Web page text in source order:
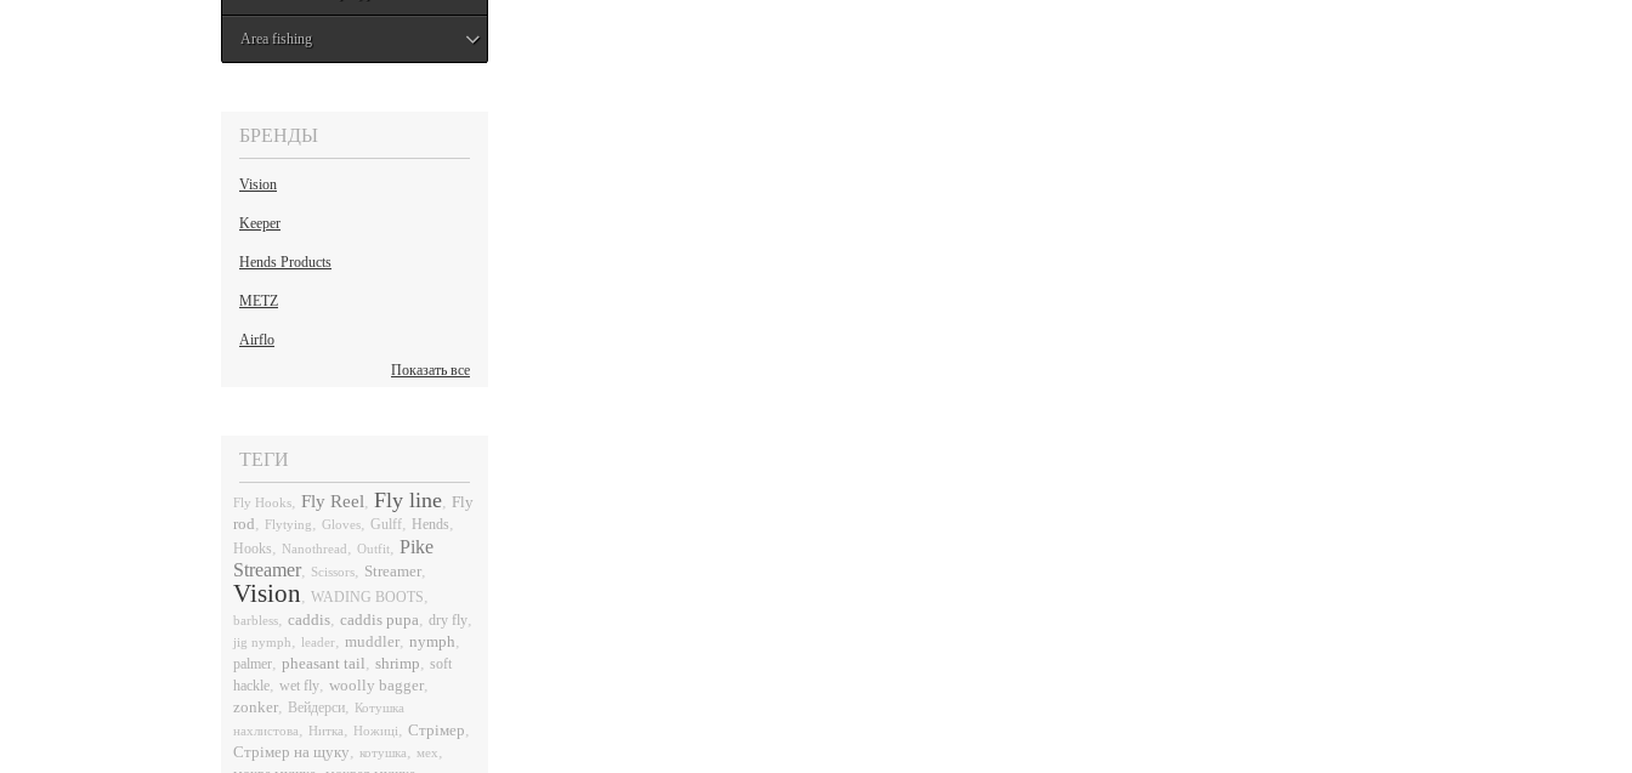
Area fishing
БРЕНДЫ
Vision
Keeper
Hends Products
METZ
Airflo
Показать все
ТЕГИ
Fly Hooks, Fly Reel, Fly line, Fly
rod, Flytying, Gloves, Gulff, Hends,
Hooks, Nanothread, Outfit, Pike
Streamer, Scissors, Streamer,
Vision, WADING BOOTS,
barbless, caddis, caddis pupa, dry fly,
jig nymph, leader, muddler, nymph,
palmer, pheasant tail, shrimp, soft
hackle, wet fly, woolly bagger,
zonker, Вейдерси, Котушка
нахлистова, Нитка, Ножиці, Стрімер,
Стрімер на щуку, котушка, мех,